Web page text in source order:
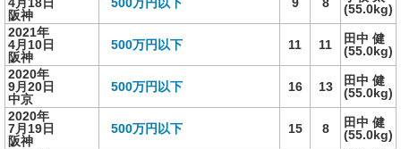
阪神
(55.0kg)
2021年
4月10日
阪神
500万円以下 11 11
田中 健
(55.0kg)
2020年
9月20日
中京
500万円以下 16 13
田中 健
(55.0kg)
2020年
7月19日
阪神
500万円以下 15 8
田中 健
(55.0kg)